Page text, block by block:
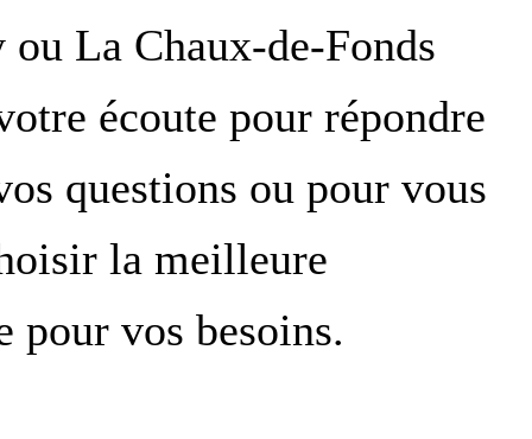
ou La Chaux-de-Fonds
écoute pour répondre
questions ou pour vous
la meilleure
pour vos besoins.